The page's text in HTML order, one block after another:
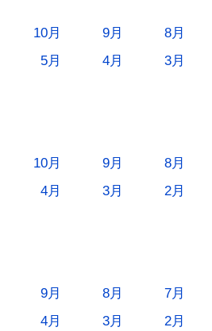
10月 9月
8月
5月 4月
3月
10月 9月
8月
4月 3月
2月
9月 8月
7月
4月 3月
2月